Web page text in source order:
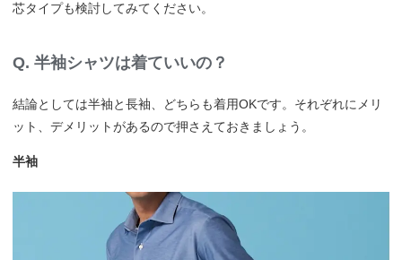
芯タイプも検討してみてください。
Q. 半袖シャツは着ていいの？
結論としては半袖と長袖、どちらも着用OKです。それぞれにメリ
ット、デメリットがあるので押さえておきましょう。
半袖